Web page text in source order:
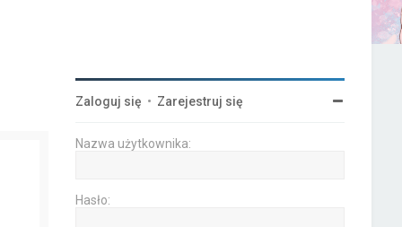
Zaloguj się • Zarejestruj się
Nazwa użytkownika:
Hasło: